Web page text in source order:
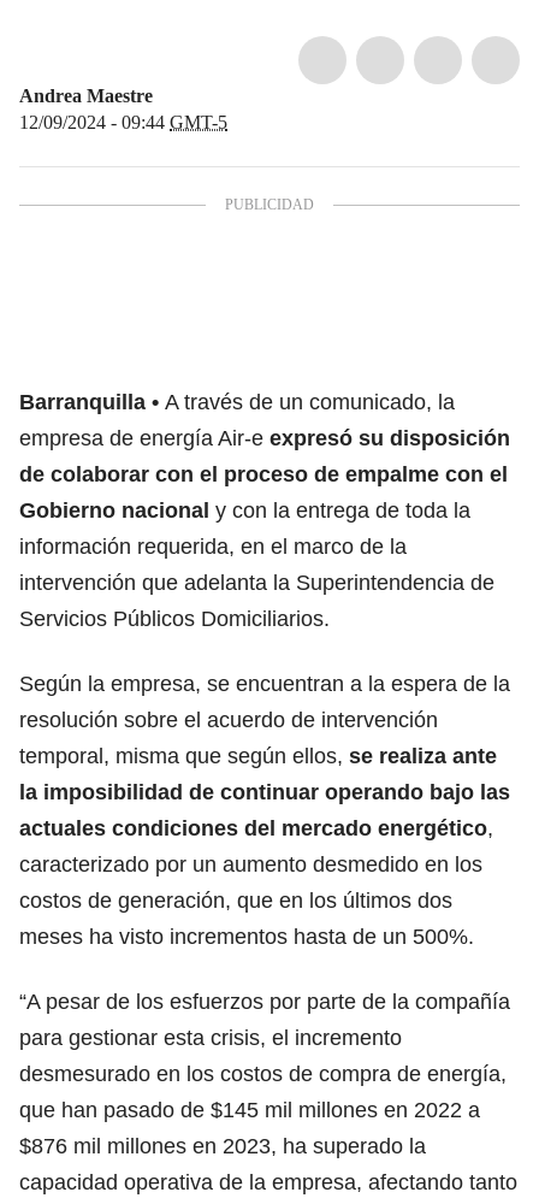
Andrea Maestre
12/09/2024 - 09:44 GMT-5
Barranquilla
A través de un comunicado, la
empresa de energía Air-e expresó su disposición
de colaborar con el proceso de empalme con el
Gobierno nacional y con la entrega de toda la
información requerida, en el marco de la
intervención que adelanta la Superintendencia de
Servicios Públicos Domiciliarios.
Según la empresa, se encuentran a la espera de la
resolución sobre el acuerdo de intervención
temporal, misma que según ellos, se realiza ante
la imposibilidad de continuar operando bajo las
actuales condiciones del mercado energético,
caracterizado por un aumento desmedido en los
costos de generación, que en los últimos dos
meses ha visto incrementos hasta de un 500%.
“A pesar de los esfuerzos por parte de la compañía
para gestionar esta crisis, el incremento
desmesurado en los costos de compra de energía,
que han pasado de $145 mil millones en 2022 a
$876 mil millones en 2023, ha superado la
capacidad operativa de la empresa, afectando tanto